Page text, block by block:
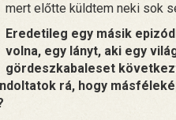
mert előtte küldtem neki sok
Eredetileg egy másik
volna, egy lányt, aki egy
gördeszkabaleset
rá, hogy